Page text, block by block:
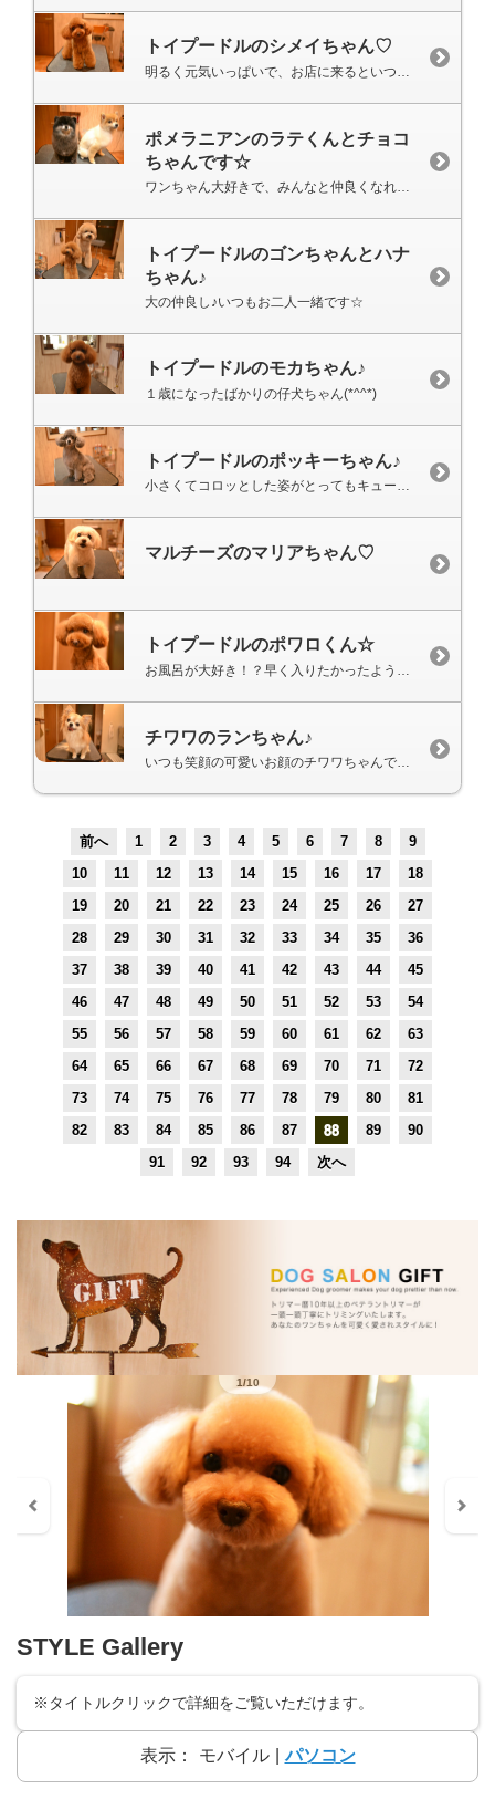
トイプードルのシメイちゃん♡
明るく元気いっぱいで、お店に来るといつも走り回って遊んでいます♪
ポメラニアンのラテくんとチョコ
ちゃんです☆
ワンちゃん大好きで、みんなと仲良くなれます(*^^*)
トイプードルのゴンちゃんとハナ
ちゃん♪
大の仲良し♪いつもお二人一緒です☆
トイプードルのモカちゃん♪
１歳になったばかりの仔犬ちゃん(*^^*)
トイプードルのポッキーちゃん♪
小さくてコロッとした姿がとってもキュートです♡
マルチーズのマリアちゃん♡
トイプードルのポワロくん☆
お風呂が大好き！？早く入りたかったようです( *´艸｀)
チワワのランちゃん♪
いつも笑顔の可愛いお顔のチワワちゃんです♡
前へ 1 2 3 4 5 6 7 8
9
10
11 12 13 14 15 16 17
18
19
20 21 22 23 24 25 26
27
28
29 30 31 32 33 34 35
36
37
38 39 40 41 42 43 44
45
46
47 48 49 50 51 52 53
54
55
56 57 58 59 60 61 62
63
64
65 66 67 68 69 70 71
72
73
74 75 76 77 78 79 80
81
82
83 84 85 86 87 88 89
90
91
92 93 94 次へ
1/10
STYLE Gallery
※タイトルクリックで詳細をご覧いただけます。
表示： モバイル パソコン